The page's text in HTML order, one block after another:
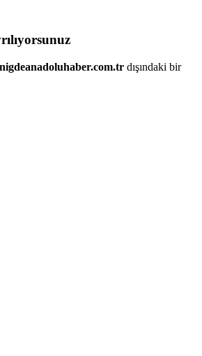
dışındaki bir